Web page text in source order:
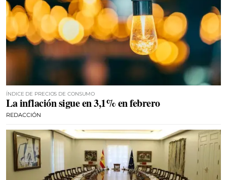
ÍNDICE DE PRECIOS DE CONSUMO
La inflación sigue en 3,1% en febrero
REDACCIÓN